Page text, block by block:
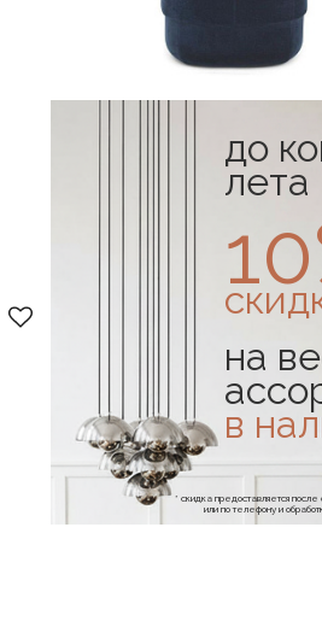
NORMANN COPENHAGEN
Пуф Circus Small Dark Blue
до
лета
на
в
* скидка предоставляется
или по телефону и